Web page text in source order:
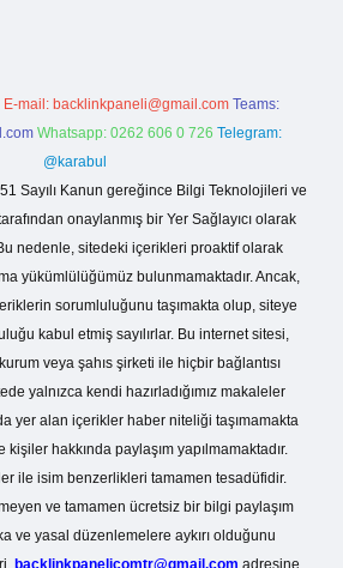
E-mail: backlinkpaneli@gmail.com Teams:
Whatsapp: 0262 606 0 726 Telegram:
@karabul
Sayılı Kanun gereğince Bilgi Teknolojileri ve
onaylanmış bir Yer Sağlayıcı olarak
nedenle, sitedeki içerikleri proaktif olarak
yükümlülüğümüz bulunmamaktadır. Ancak,
sorumluluğunu taşımakta olup, siteye
kabul etmiş sayılırlar. Bu internet sitesi,
veya şahıs şirketi ile hiçbir bağlantısı
yalnızca kendi hazırladığımız makaleler
yer alan içerikler haber niteliği taşımamakta
hakkında paylaşım yapılmamaktadır.
ile isim benzerlikleri tamamen tesadüfidir.
ve tamamen ücretsiz bir bilgi paylaşım
ve yasal düzenlemelere aykırı olduğunu
backlinkpanelicomtr@gmail.com adresine